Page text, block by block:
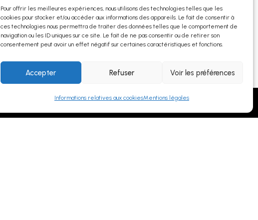
Pour offrir les meilleures expériences, nous utilisons des technologies telles que les
cookies pour stocker et/ou accéder aux informations des appareils. Le fait de consentir à
ces technologies nous permettra de traiter des données telles que le comportement de
navigation ou les ID uniques sur ce site. Le fait de ne pas consentir ou de retirer son
consentement peut avoir un effet négatif sur certaines caractéristiques et fonctions.
Accepter Refuser Voir les préférences
Informations relatives aux cookiesMentions légales